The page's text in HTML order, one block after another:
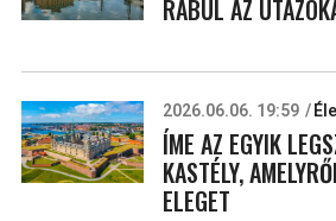
RABUL AZ
2026.06.06. 19:59
ÍME AZ EGYIK
KASTÉLY,
ELEGET